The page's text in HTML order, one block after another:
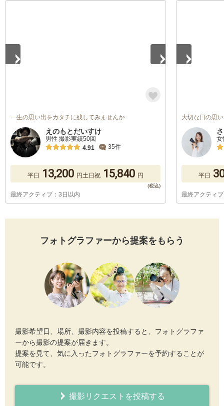
一生の思い出をカタチに残してみませんか
えのもとだいすけ
男性 撮影実績50回
4.91
35件
平日 13,200 円土日祝 15,840 円
最終アクティブ：3日以内
大切な日の思
女
平日
最終アクティ
フォトグラファーから提案をもらう
撮影希望日、場所、撮影内容を投稿すると、フォトグラファ
ーから撮影の提案が届きます。
提案を見て、気に入ったフォトグラファーを予約することが
可能です。
撮影リクエストを投稿する